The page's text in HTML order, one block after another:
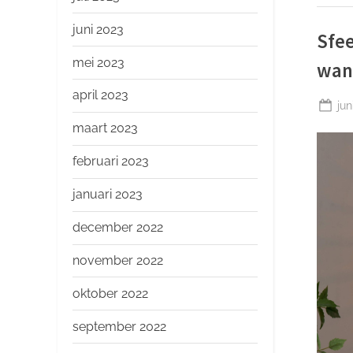
juni 2023
mei 2023
april 2023
maart 2023
februari 2023
januari 2023
december 2022
november 2022
oktober 2022
september 2022